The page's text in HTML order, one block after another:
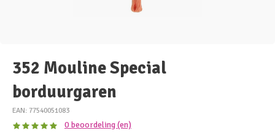
352 Mouline Special
borduurgaren
EAN: 77540051083
0 beoordeling (en)